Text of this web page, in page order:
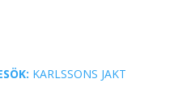
KARLSSONS JAKT